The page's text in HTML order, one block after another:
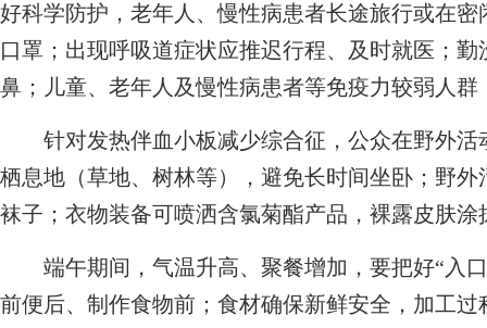
好科学防护，老年人、慢性病患者长途旅行或在
口罩；出现呼吸道症状应推迟行程、及时就医；
鼻；儿童、老年人及慢性病患者等免疫力较弱人
针对发热伴血小板减少综合征，公众在野外活
栖息地（草地、树林等），避免长时间坐卧；野
袜子；衣物装备可喷洒含氯菊酯产品，裸露皮肤
端午期间，气温升高、聚餐增加，要把好“入口
前便后、制作食物前；食材确保新鲜安全，加工